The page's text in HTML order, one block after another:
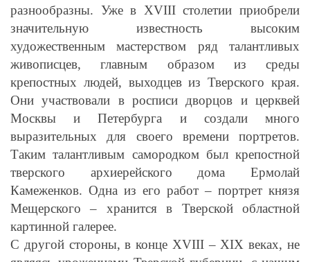
разнообразны. Уже в XVIIIстолетии приобрели
значительную известность высоким
художественным мастерством ряд талантливых
живописцев, главным образом из среды
крепостных людей, выходцев из Тверского края.
Они участвовали в росписи дворцов и церквей
Москвы и Петербурга и создали много
выразительных для своего времени портретов.
Таким талантливым самородком был крепостной
тверского архиерейского дома Ермолай
Камеженков. Одна из его работ – портрет князя
Мещерского – хранится в Тверской областной
картинной галерее.
С другой стороны, в конце XVIII– XIX веках, не